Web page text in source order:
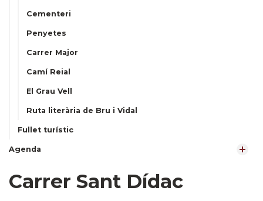
Cementeri
Penyetes
Carrer Major
Camí Reial
El Grau Vell
Ruta literària de Bru i Vidal
Fullet turístic
Agenda
Carrer Sant Dídac